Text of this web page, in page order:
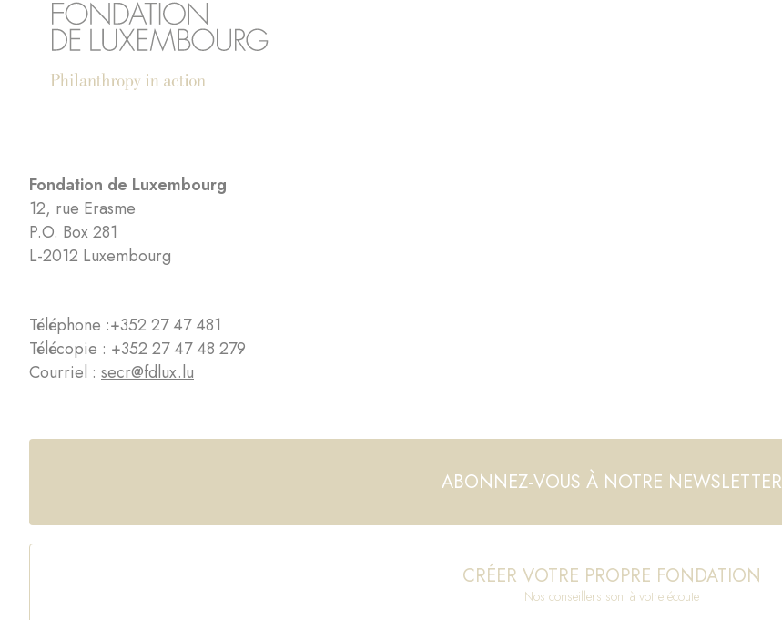
Fondation de Luxembourg
12, rue Erasme
P.O. Box 281
L-2012 Luxembourg
Téléphone :+352 27 47 481
Télécopie : +352 27 47 48 279
Courriel : secr@fdlux.lu
ABONNEZ-VOUS À NOTRE NEWSLETTER
CRÉER VOTRE PROPRE FONDATION
Nos conseillers sont à votre écoute